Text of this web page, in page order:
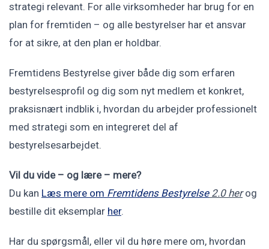
strategi relevant. For alle virksomheder har brug for en
plan for fremtiden – og alle bestyrelser har et ansvar
for at sikre, at den plan er holdbar.
Fremtidens Bestyrelse giver både dig som erfaren
bestyrelsesprofil og dig som nyt medlem et konkret,
praksisnært indblik i, hvordan du arbejder professionelt
med strategi som en integreret del af
bestyrelsesarbejdet.
Vil du vide – og lære – mere?
Du kan Læs mere om Fremtidens Bestyrelse2.0 herog
bestille dit eksemplar her.
Har du spørgsmål, eller vil du høre mere om, hvordan